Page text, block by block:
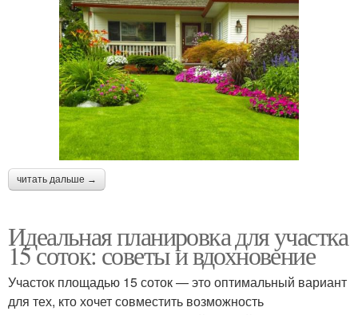
читать дальше →
Идеальная планировка для участка
15 соток: советы и вдохновение
Участок площадью 15 соток — это оптимальный вариант
для тех, кто хочет совместить возможность